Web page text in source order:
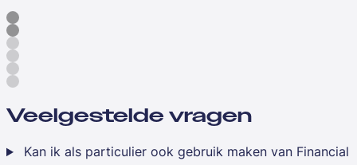
Veelgestelde vragen
Kan ik als particulier ook gebruik maken van Financial